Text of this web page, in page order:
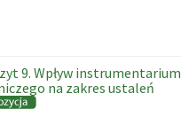
9. Wpływ instrumentarium
na zakres ustaleń